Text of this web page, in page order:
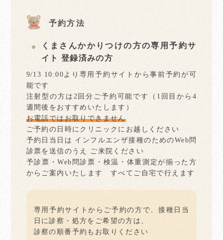
予約方法
くまさんかかりつけの方の専用予約サ
イト 登録済みの方
9/13 10:00より専用予約サイトから事前予約が可
能です
注射型の方は2回分ご予約可能です（1回目から4
週間後をおすすめいたします）
お電話ではお取りできません
ご予約の日時にクリニックにお越しください
予約日当日は インフルエンザ接種のためのWeb問
診票を送信のうえ ご来院ください
予診票・Web問診票・検温・体重測定が揃った方
からご案内いたします すべてご自宅で行えます
専用予約サイトからご予約の方で、接種日当
日に診察・処方をご希望の方は、
診察の順番予約もお取りください